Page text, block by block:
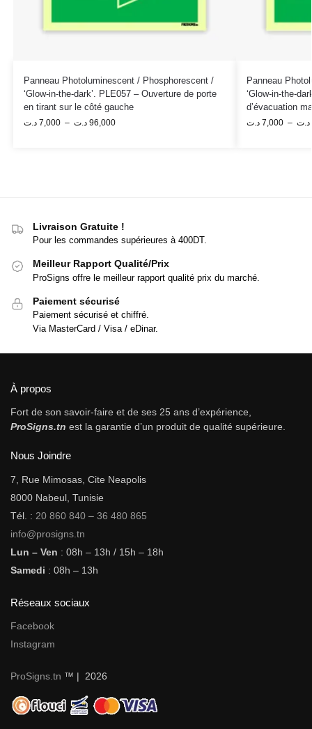
Panneau Photoluminescent / Phosphorescent /
‘Glow-in-the-dark’. PLE057 – Ouverture de porte
en tirant sur le côté gauche
7,000 د.ت – 96,000 د.ت
Panneau
‘Glow-in-the-
d’évacuation
7,000 د.ت – د.ت
Livraison Gratuite !
Pour les commandes supérieures à 400DT.
Meilleur Rapport Qualité/Prix
ProSigns offre le meilleur rapport qualité prix du marché.
Paiement sécurisé
Paiement sécurisé et chiffré.
Via MasterCard / Visa / eDinar.
À propos
Fort de son savoir-faire et de ses 25 ans d’expérience,
ProSigns.tn est la garantie d’un produit de qualité supérieure.
Nous Joindre
7, Rue Mimosas, Cite Neapolis
8000 Nabeul, Tunisie
Tél. : 20 860 840 – 36 480 865
info@prosigns.tn
Lun – Ven : 08h – 13h / 15h – 18h
Samedi : 08h – 13h
Réseaux sociaux
Facebook
Instagram
ProSigns.tn ™ | 2026